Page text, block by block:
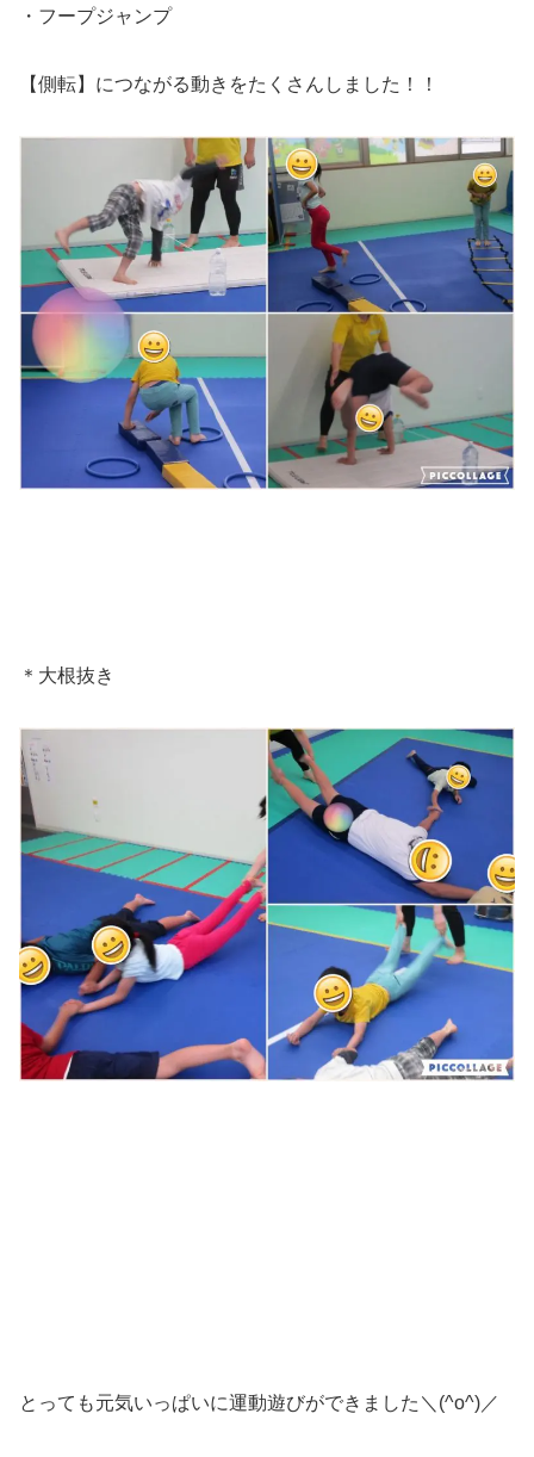
・フープジャンプ
【側転】につながる動きをたくさんしました！！
＊大根抜き
とっても元気いっぱいに運動遊びができました＼(^o^)／